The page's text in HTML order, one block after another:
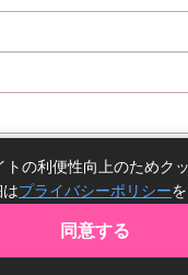
Copyright(C)
トの利便性向上のためク
はプライバシーポリシー
同意する